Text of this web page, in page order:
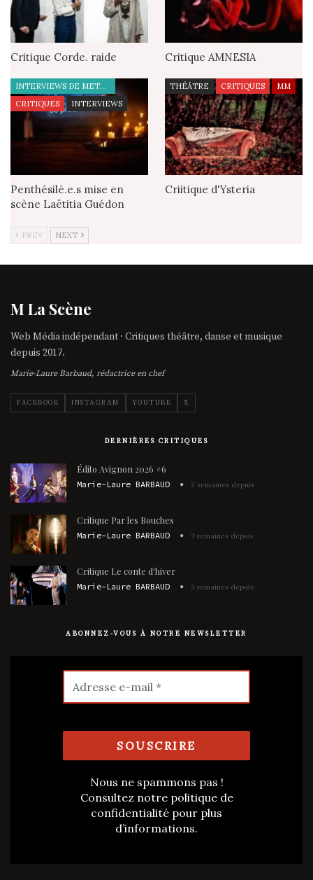
Critique Corde. raide Critique AMNESIA
INTERVIEWS DE METTEURS EN SCÈNE
CRITIQUES
INTERVIEWS
Penthésilé.e.s mise en
scène Laëtitia Guédon
THÉÂTRE CRITIQUES MM
Criitique d'Ysteria
PREV NEXT
M La Scène
Web Média indépendant · Critiques théâtre, danse et musique
depuis 2017.
Marie-Laure Barbaud, rédactrice en chef
FACEBOOK INSTAGRAM YOUTUBE X
DERNIÈRES CRITIQUES
Édito Avignon 2026 #6
Marie-Laure BARBAUD 2 semaines depuis
Critique Par les Bouches
Marie-Laure BARBAUD 3 semaines depuis
Critique Le conte d'hiver
Marie-Laure BARBAUD 3 semaines depuis
ABONNEZ-VOUS À NOTRE NEWSLETTER
Nous ne spammons pas !
Consultez notre politique de
confidentialité pour plus
d’informations.